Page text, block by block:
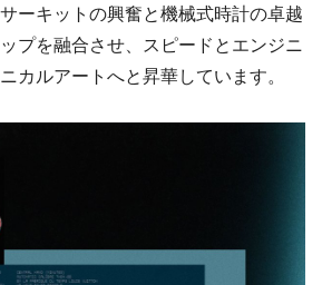
ーキットの興奮と機械式時計の卓越
プを融合させ、スピードとエンジニ
カルアートへと昇華しています。